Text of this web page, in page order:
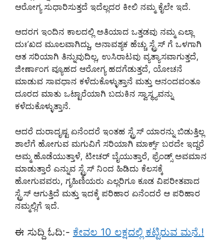
ಆರೋಗ್ಯ ಸುಧಾರಿಸುತ್ತದೆ ಇದೆಲ್ಲದರ ಕೀಲಿ ನಮ್ಮ ಕೈಲೇ ಇದೆ.
ಆದರಗ ಇಂದಿನ ಕಾಲದಲ್ಲಿ ಅತಿಯಾದ ಒತ್ತಡವು ನಮ್ಮ ಎಲ್ಲಾ
ದುಃ’ಖದ ಮೂಲವಾಗಿದ್ದು, ಅನಾವಶ್ಯಕ ಹೆಚ್ಚು ಸ್ಟ್ರೆಸ್ ಗೆ ಒಳಗಾಗಿ
ಆತ ಸರಿಯಾಗಿ ತಿನ್ನುವುದಿಲ್ಲ, ಉಸಿರಾಟವು ವ್ಯತ್ಯಾಸವಾಗುತ್ತದೆ,
ಜೀರ್ಣಾಂಗ ವ್ಯೂಹದ ಆರೋಗ್ಯ ಹದಗೆಡುತ್ತದೆ, ಯೋಚನೆ
ಮಾಡುವ ಸಾವಧಾನ ಕಳೆದುಕೊಳ್ಳುತ್ತಾನೆ ಮತ್ತು ಆನಂದವಂತೂ
ದೂರದ ಮಾತು ಒಟ್ಟಾರೆಯಾಗಿ ಬದುಕಿನ ಸ್ವಾಸ್ಥ್ಯವನ್ನು
ಕಳೆದುಕೊಳ್ಳುತ್ತಾನೆ.
ಆದರೆ ದುರಾದೃಷ್ಟ ಏನೆಂದರೆ ಇಂತಹ ಸ್ಟ್ರೆಸ್ ಯಾರನ್ನು ಬಿಡುತ್ತಿಲ್ಲ
ಶಾಲೆಗೆ ಹೋಗುವ ಮಗುವಿಗೆ ಸರಿಯಾಗಿ ಮಾರ್ಕ್ಸ್ ಬರದೇ ಇದ್ದರೆ
ಅಮ್ಮ ಹೊಡೆಯುತ್ತಾಳೆ, ಟೀಚರ್ ಬೈಯುತ್ತಾರೆ, ಫ್ರೆಂಡ್ಸ್ ಅವಮಾನ
ಮಾಡುತ್ತಾರೆ ಎನ್ನುವ ಸ್ಟ್ರೆಸ್ ನಿಂದ ಹಿಡಿದು ಕೆಲಸಕ್ಕೆ
ಹೋಗುವವರು, ಗೃಹಿಣಿಯರು ಎಲ್ಲರಿಗೂ ಕೂಡ ವಿಪರೀತವಾದ
ಸ್ಟ್ರೆಸ್ ಆಗುತ್ತಿದೆ ಮತ್ತು ಇದಕ್ಕೆ ಪರಿಹಾರ ಏನೆಂದರೆ ಆ ಪರಿಹಾರ
ನಮ್ಮಲ್ಲಿಗೆ ಇದೆ.
ಈ ಸುದ್ದಿ ಓದಿ:- ಕೇವಲ 10 ಲಕ್ಷದಲ್ಲಿ ಕಟ್ಟಿರುವ ಮನೆ.!